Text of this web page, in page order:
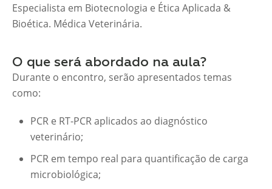
Especialista em Biotecnologia e Ética Aplicada &
Bioética. Médica Veterinária.
O que será abordado na aula?
Durante o encontro, serão apresentados temas
como:
PCR e RT-PCR aplicados ao diagnóstico
veterinário;
PCR em tempo real para quantificação de carga
microbiológica;